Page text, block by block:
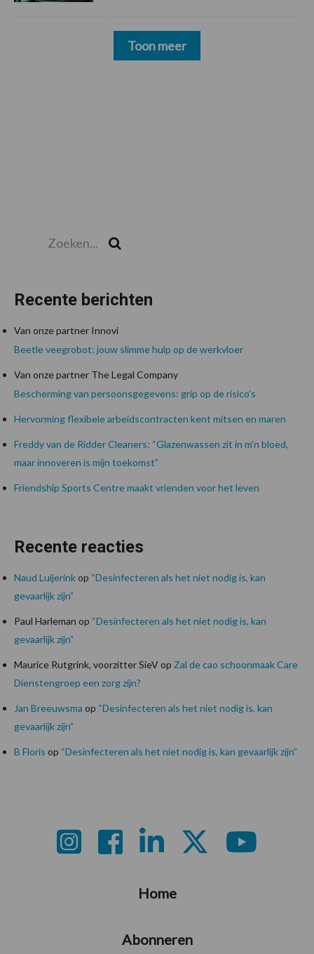
Toon meer
Recente berichten
Van onze partner Innovi
Beetle veegrobot: jouw slimme hulp op de werkvloer
Van onze partner The Legal Company
Bescherming van persoonsgegevens: grip op de risico’s
Hervorming flexibele arbeidscontracten kent mitsen en maren
Freddy van de Ridder Cleaners: “Glazenwassen zit in m’n bloed,
maar innoveren is mijn toekomst”
Friendship Sports Centre maakt vrienden voor het leven
Recente reacties
Naud Luijerinkop “Desinfecteren als het niet nodig is, kan
gevaarlijk zijn”
Paul Harleman op “Desinfecteren als het niet nodig is, kan
gevaarlijk zijn”
Maurice Rutgrink, voorzitter SieVop Zal de cao schoonmaak Care
Dienstengroep een zorg zijn?
Jan Breeuwsma op “Desinfecteren als het niet nodig is, kan
gevaarlijk zijn”
B Floris op “Desinfecteren als het niet nodig is, kan gevaarlijk zijn”
Home
Abonneren